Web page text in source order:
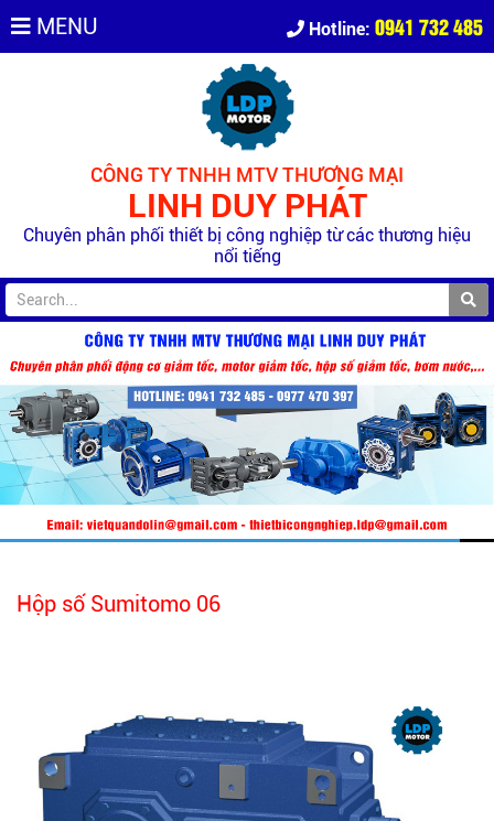
MENU Hotline: 0941 732 485
CÔNG TY TNHH MTV THƯƠNG MẠI
LINH DUY PHÁT
Chuyên phân phối thiết bị công nghiệp từ các thương hiệu
nổi tiếng
Hộp số Sumitomo 06